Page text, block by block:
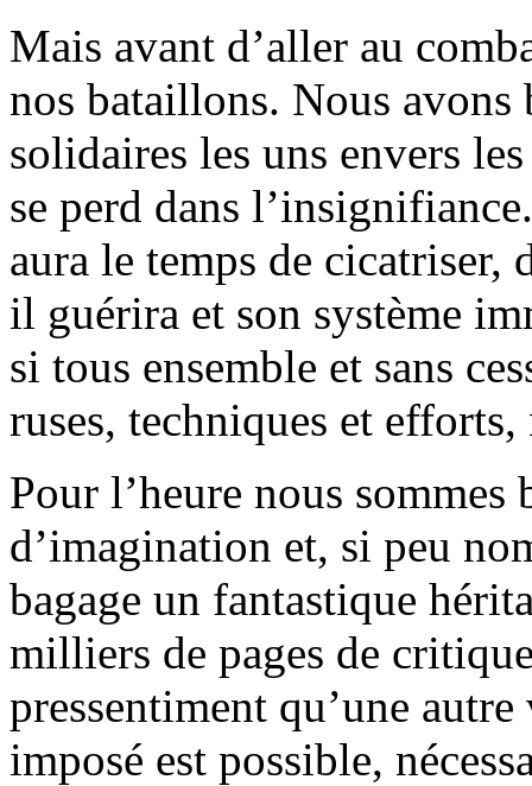
Mais avant d’aller au
nos bataillons. Nous avons
solidaires les uns envers
se perd dans
aura le temps de
il guérira et son système
si tous ensemble et sans
ruses, techniques et
Pour l’heure nous
d’imagination et, si peu
bagage un fantastique
milliers de pages de
pressentiment qu’une
imposé est possible,